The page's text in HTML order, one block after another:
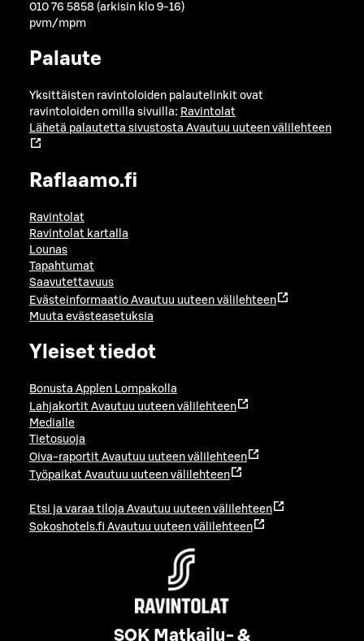
010 76 5858 (arkisin klo 9-16)
pvm/mpm
Palaute
Yksittäisten ravintoloiden palautelinkit ovat
ravintoloiden omilla sivuilla: Ravintolat
Lähetä palautetta sivustosta Avautuu uuteen välilehteen
Raflaamo.fi
Ravintolat
Ravintolat kartalla
Lounas
Tapahtumat
Saavutettavuus
Evästeinformaatio Avautuu uuteen välilehteen
Muuta evästeasetuksia
Yleiset tiedot
Bonusta Applen Lompakolla
Lahjakortit Avautuu uuteen välilehteen
Medialle
Tietosuoja
Oiva-raportit Avautuu uuteen välilehteen
Työpaikat Avautuu uuteen välilehteen
Etsi ja varaa tiloja Avautuu uuteen välilehteen
Sokoshotels.fi Avautuu uuteen välilehteen
SOK Matkailu- &